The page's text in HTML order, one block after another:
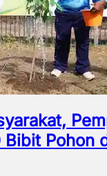
Bibit Pohon